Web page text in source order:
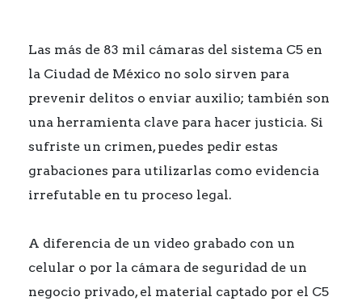
Las más de 83 mil cámaras del sistema C5 en
la Ciudad de México no solo sirven para
prevenir delitos o enviar auxilio; también son
una herramienta clave para hacer justicia. Si
sufriste un crimen, puedes pedir estas
grabaciones para utilizarlas como evidencia
irrefutable en tu proceso legal.
A diferencia de un video grabado con un
celular o por la cámara de seguridad de un
negocio privado, el material captado por el C5